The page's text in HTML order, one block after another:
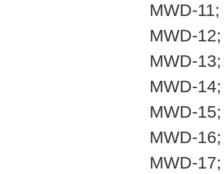
MWD-
MWD-
MWD-
MWD-
MWD-
MWD-
MWD-